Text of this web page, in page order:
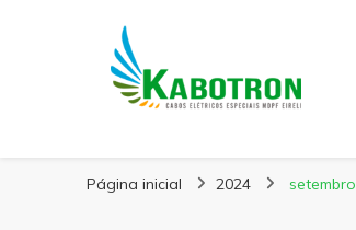
Kabotron
Página inicial 2024 setembro